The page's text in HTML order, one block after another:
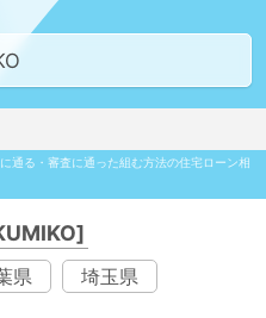
通る・審査に通った組む方法の住宅ローン相
県 埼玉県